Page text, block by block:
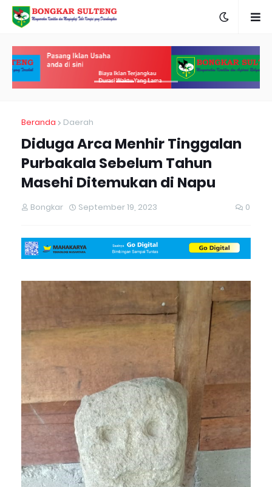
Beranda Daerah
Diduga Arca Menhir Tinggalan
Purbakala Sebelum Tahun
Masehi Ditemukan di Napu
Bongkar September 19, 2023 0